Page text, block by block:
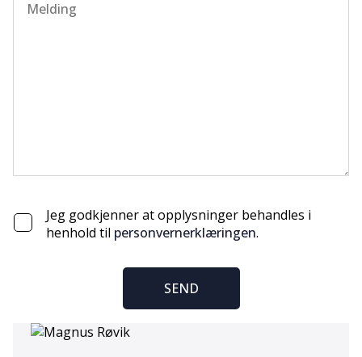
Jeg godkjenner at opplysninger behandles i
henhold til personvernerklæringen.
SEND